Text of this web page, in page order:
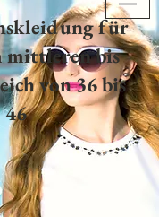
für
mittleren bis
von 36 bis
46